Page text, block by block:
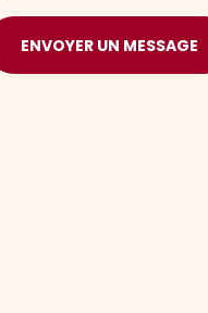
ENVOYER UN MESSAGE